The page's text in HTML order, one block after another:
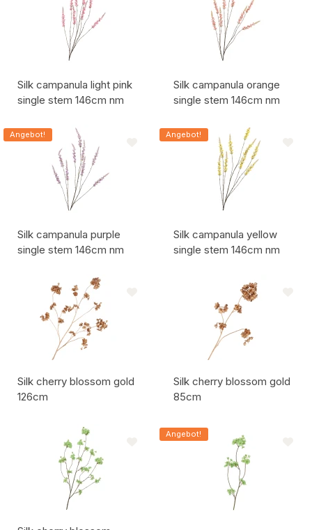
Silk campanula light pink
single stem 146cm nm
Artikelcode:
Silk campanula orange
single stem 146cm nm
Artikelcode:
Angebot!
Silk campanula purple
single stem 146cm nm
Angebot!
Silk campanula yellow
single stem 146cm nm
Silk cherry blossom gold
126cm
Silk cherry blossom gold
85cm
Artikelcode:
Angebot!